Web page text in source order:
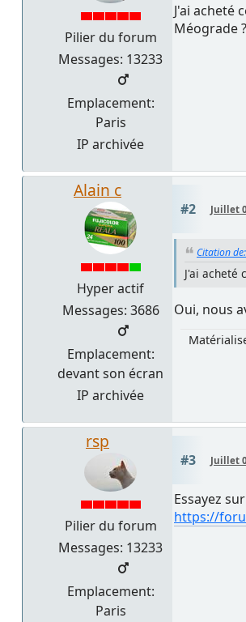
Pilier du forum
Messages: 13233
Emplacement:
Paris
IP archivée
J'ai acheté
Méograde ?
Alain c
Hyper actif
Messages: 3686
Emplacement:
devant son écran
IP archivée
#2 Juillet
Citation
J'ai acheté
Oui, nous
rsp
Pilier du forum
Messages: 13233
Emplacement:
Paris
#3 Juillet
Essayez
https://